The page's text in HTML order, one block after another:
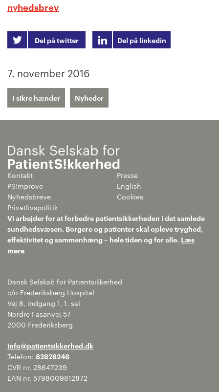
nyhedsbrev
Del på twitter Del på linkedin
7. november 2016
I sikre hænder Nyheder
Kontakt
Presse
PS!mprove
English
Nyhedsbreve
Cookies
Privatlivspolitik
Vi arbejder for at forbedre patientsikkerheden i det samlede
sundhedsvæsen. Borgere og patienter skal opleve tryghed,
effektivitet og sammenhæng – hele tiden og for alle. Læs
mere
Dansk Selskab for Patientsikkerhed
c/o Frederiksberg Hospital
Vej 8, indgang 1, 1. sal
Nordre Fasanvej 57
2000 Frederiksberg
info@patientsikkerhed.dk
Telefon: 82828246
CVR nr. 28647239
EAN nr. 5798009812872